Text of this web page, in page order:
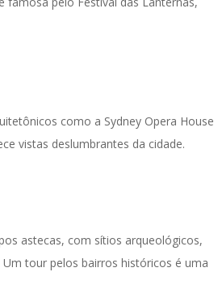
como a Sydney Opera House
vistas deslumbrantes da cidade.
astecas, com sítios arqueológicos,
tour pelos bairros históricos é uma